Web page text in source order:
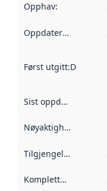
Opphav:
Oppdateringsfrekvens
Først utgitt:Denne
Sist oppdatert
Nøyaktighet
Tilgjengelighet
Kompletthet